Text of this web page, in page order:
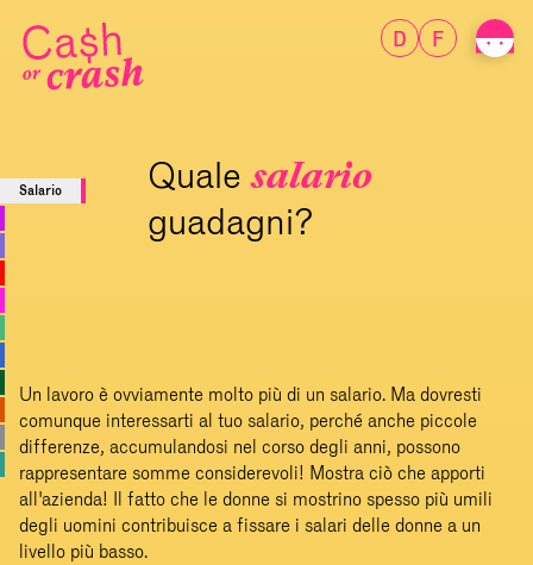
D F
Salario Qualesalario
guadagni?
Un lavoro è ovviamente molto più di un salario. Ma dovresti
comunque interessarti al tuo salario, perché anche piccole
differenze, accumulandosi nel corso degli anni, possono
rappresentare somme considerevoli! Mostra ciò che apporti
all'azienda! Il fatto che le donne si mostrino spesso più umili
degli uomini contribuisce a fissare i salari delle donne a un
livello più basso.